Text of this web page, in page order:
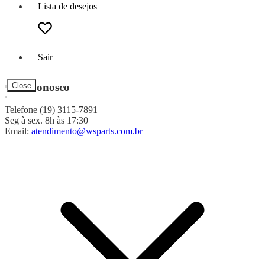
Lista de desejos
Sair
Close
Fale Conosco
Telefone (19) 3115-7891
Seg à sex. 8h às 17:30
Email: atendimento@wsparts.com.br